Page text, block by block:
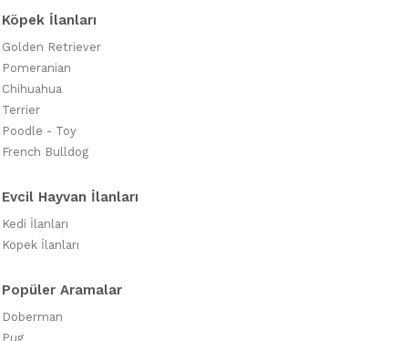
Köpek İlanları
Golden Retriever
Pomeranian
Chihuahua
Terrier
Poodle - Toy
French Bulldog
Evcil Hayvan İlanları
Kedi İlanları
Köpek İlanları
Popüler Aramalar
Doberman
Pug